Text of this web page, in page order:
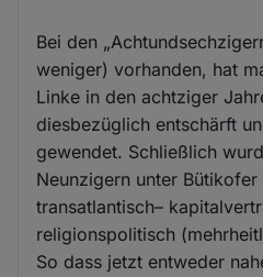
Bei den
weniger) vorhanden, hat
Linke in den achtziger
diesbezüglich entschärft
gewendet. Schließlich
Neunzigern unter Bütikofer
transatlantisch–
religionspolitisch
So dass jetzt entweder